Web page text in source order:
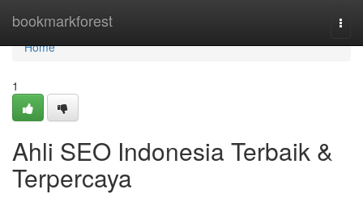
bookmarkforest
Home
Home
1
Ahli SEO Indonesia Terbaik &
Terpercaya